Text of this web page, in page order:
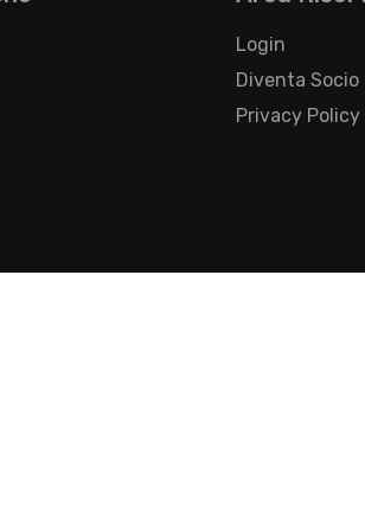
Login
Diventa Socio
Privacy Policy